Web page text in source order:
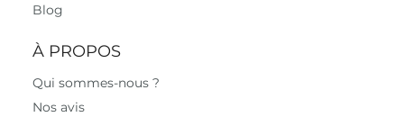
Blog
À PROPOS
Qui sommes-nous ?
Nos avis